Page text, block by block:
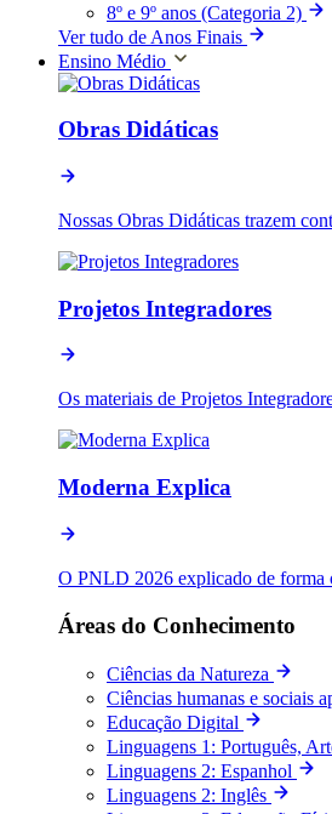
8º e 9º anos (Categoria 2)
Ver tudo de Anos Finais
Ensino Médio
Obras Didáticas
Nossas Obras Didáticas trazem
Projetos Integradores
Os materiais de Projetos
Moderna Explica
O PNLD 2026 explicado de forma
Áreas do Conhecimento
Ciências da Natureza
Ciências humanas e sociais
Educação Digital
Linguagens 1: Português,
Linguagens 2: Espanhol
Linguagens 2: Inglês